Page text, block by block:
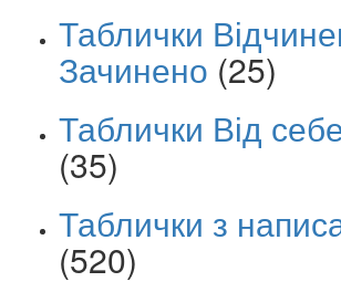
Таблички
Зачинено (25)
Таблички Від
(35)
Таблички з
(520)